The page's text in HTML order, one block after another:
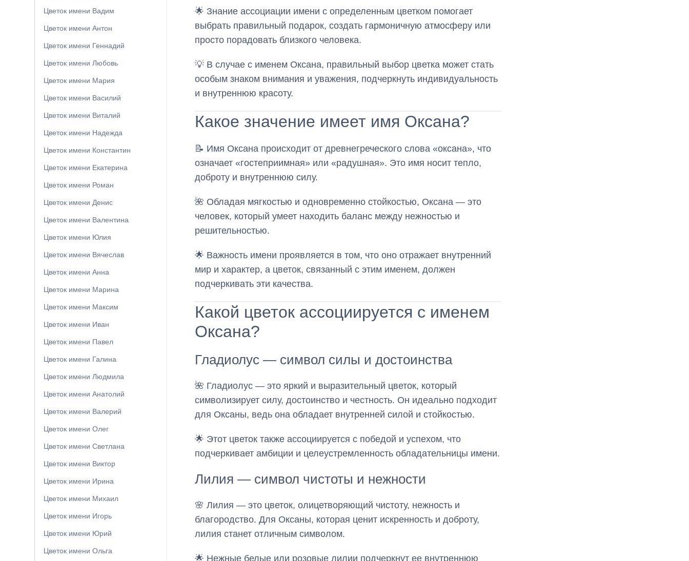
Цветок имени Вадим
Цветок имени Антон
Цветок имени Геннадий
Цветок имени Любовь
Цветок имени Мария
Цветок имени Василий
Цветок имени Виталий
Цветок имени Надежда
Цветок имени Константин
Цветок имени Екатерина
Цветок имени Роман
Цветок имени Денис
Цветок имени Валентина
Цветок имени Юлия
Цветок имени Вячеслав
Цветок имени Анна
Цветок имени Марина
Цветок имени Максим
Цветок имени Иван
Цветок имени Павел
Цветок имени Галина
Цветок имени Людмила
Цветок имени Анатолий
Цветок имени Валерий
Цветок имени Олег
Цветок имени Светлана
Цветок имени Виктор
Цветок имени Ирина
Цветок имени Михаил
Цветок имени Игорь
Цветок имени Юрий
Цветок имени Ольга
🌟 Знание ассоциации имени с определенным цветком помогает
выбрать правильный подарок, создать гармоничную атмосферу или
просто порадовать близкого человека.
💡 В случае с именем Оксана, правильный выбор цветка может стать
особым знаком внимания и уважения, подчеркнуть индивидуальность
и внутреннюю красоту.
Какое значение имеет имя Оксана?
📝 Имя Оксана происходит от древнегреческого слова «оксана», что
означает «гостеприимная» или «радушная». Это имя носит тепло,
доброту и внутреннюю силу.
🌺 Обладая мягкостью и одновременно стойкостью, Оксана — это
человек, который умеет находить баланс между нежностью и
решительностью.
🌟 Важность имени проявляется в том, что оно отражает внутренний
мир и характер, а цветок, связанный с этим именем, должен
подчеркивать эти качества.
Какой цветок ассоциируется с именем
Оксана?
Гладиолус — символ силы и достоинства
🌺 Гладиолус — это яркий и выразительный цветок, который
символизирует силу, достоинство и честность. Он идеально подходит
для Оксаны, ведь она обладает внутренней силой и стойкостью.
🌟 Этот цветок также ассоциируется с победой и успехом, что
подчеркивает амбиции и целеустремленность обладательницы имени.
Лилия — символ чистоты и нежности
🌸 Лилия — это цветок, олицетворяющий чистоту, нежность и
благородство. Для Оксаны, которая ценит искренность и доброту,
лилия станет отличным символом.
🌟 Нежные белые или розовые лилии подчеркнут ее внутреннюю